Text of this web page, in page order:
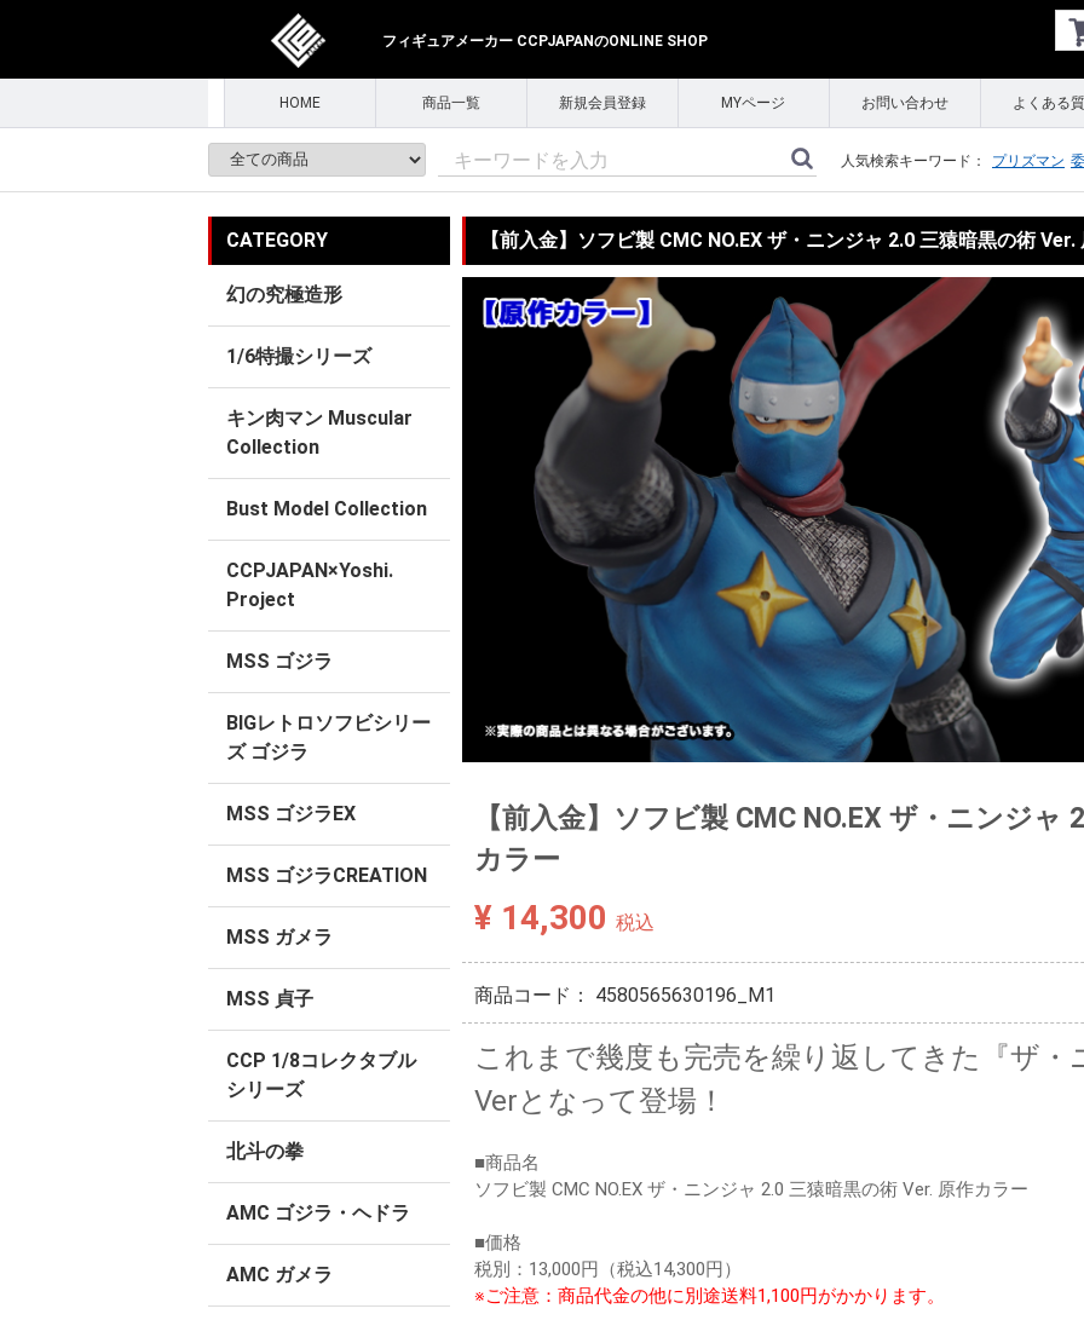
フィギュアメーカー CCPJAPANのONLINE SHOP
HOME 商品一覧 新規会員登録 MYページ お問い合わせ よくある
人気検索キーワード： プリズマン
【前入金】ソフビ製 CMC NO.EX ザ・ニンジャ 2.0 三猿暗黒の術
【前入金】ソフビ製 CMC NO.EX ザ・ニンジャ
カラー
¥ 14,300 税込
商品コード： 4580565630196_M1
これまで幾度も完売を繰り返してきた『ザ・
Verとなって登場！
■商品名
ソフビ製 CMC NO.EX ザ・ニンジャ 2.0 三猿暗黒の術 Ver. 原作カラー
■価格
税別：13,000円（税込14,300円）
※ご注意：商品代金の他に別途送料1,100円がかかります。
CATEGORY
幻の究極造形
1/6特撮シリーズ
キン肉マン Muscular
Collection
Bust Model Collection
CCPJAPAN×Yoshi.
Project
MSS ゴジラ
BIGレトロソフビシリー
ズ ゴジラ
MSS ゴジラEX
MSS ゴジラCREATION
MSS ガメラ
MSS 貞子
CCP 1/8コレクタブル
シリーズ
北斗の拳
AMC ゴジラ・ヘドラ
AMC ガメラ